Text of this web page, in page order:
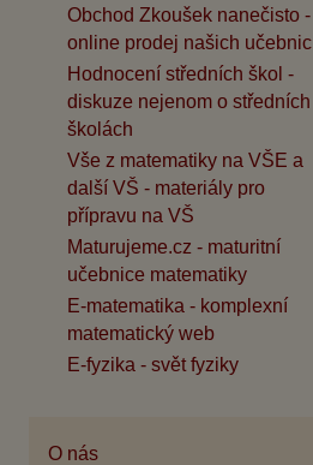
Obchod Zkoušek nanečisto -
online prodej našich učebnic
Hodnocení středních škol -
diskuze nejenom o středních
školách
Vše z matematiky na VŠE a
další VŠ - materiály pro
přípravu na VŠ
Maturujeme.cz - maturitní
učebnice matematiky
E-matematika - komplexní
matematický web
E-fyzika - svět fyziky
O nás